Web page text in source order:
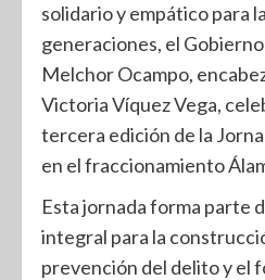
solidario y empático para
generaciones, el
Melchor Ocampo,
Victoria Víquez Vega,
tercera edición de la
en el fraccionamiento
Esta jornada forma parte
integral para la
prevención del delito y el